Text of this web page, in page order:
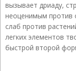
вызывает дриаду,
неоценимым против
слаб против
легких элементов
быстрой второй